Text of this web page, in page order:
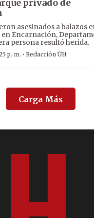
privado de
asesinados a balazos
Encarnación,
persona resultó herida.
p. m. · Redacción ÚH
Carga Más